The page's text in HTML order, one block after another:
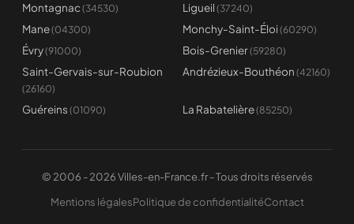
Montagnac (34530) Ligueil (37240)
Mane(04300) Monchy-Saint-Éloi (60290)
Évry(91000) Bois-Grenier(59280)
Saint-Gervais-sur-Roubion
(26160)
Andrézieux-Bouthéon (42160)
Guéreins (01090) La Rabatelière(85250)
© 2006 - 2026 Villes-en-France.fr - Tous droits réservés
Mentions légalesPolitique de confidentialitéContact